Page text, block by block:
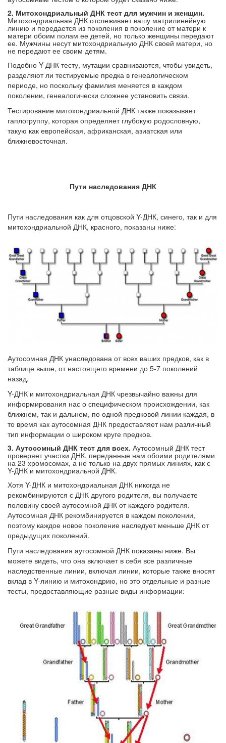
2. Митохондриальный ДНК тест для мужчин и женщин.
Митохондриальная ДНК отслеживает вашу матрилинейную
линию и передается из поколения в поколение от матери к
матери обоим полам ее детей, но только женщины передают
ее. Мужчины несут митохондриальную ДНК своей матери, но
не передают ее своим детям.
Подобно Y-ДНК тесту, мутации сравниваются, чтобы увидеть,
разделяют ли тестируемые предка в генеалогическом
периоде, но поскольку фамилия меняется в каждом
поколении, генеалогически сложнее установить связи.
Тестирование митохондриальной ДНК также показывает
гаплогруппу, которая определяет глубокую родословную,
такую ​​как европейская, африканская, азиатская или
ближневосточная.
Пути наследования ДНК
Пути наследования как для отцовской Y-ДНК, синего, так и для
митохондриальной ДНК, красного, показаны ниже:
Аутосомная ДНК унаследована от всех ваших предков, как в
таблице выше, от настоящего времени до 5-7 поколений
назад.
Y-ДНК и митохондриальная ДНК чрезвычайно важны для
информирования нас о специфическом происхождении, как
ближнем, так и дальнем, по одной предковой линии каждая, в
то время как аутосомная ДНК предоставляет нам различный
тип информации о широком круге предков.
3. Аутосомный ДНК тест для всех. Аутосомный ДНК тест
проверяет участки ДНК, переданные нам обоими родителями
на 23 хромосомах, а не только на двух прямых линиях, как с
Y-ДНК и митохондриальной ДНК.
Хотя Y-ДНК и митохондриальная ДНК никогда не
рекомбинируются с ДНК другого родителя, вы получаете
половину своей аутосомной ДНК от каждого родителя.
Аутосомная ДНК рекомбинируется в каждом поколении,
поэтому каждое новое поколение наследует меньше ДНК от
предыдущих поколений.
Пути наследования аутосомной ДНК показаны ниже. Вы
можете видеть, что она включает в себя все различные
наследственные линии, включая линии, которые также вносят
вклад в Y-линию и митохондрию, но это отдельные и разные
тесты, предоставляющие разные виды информации: